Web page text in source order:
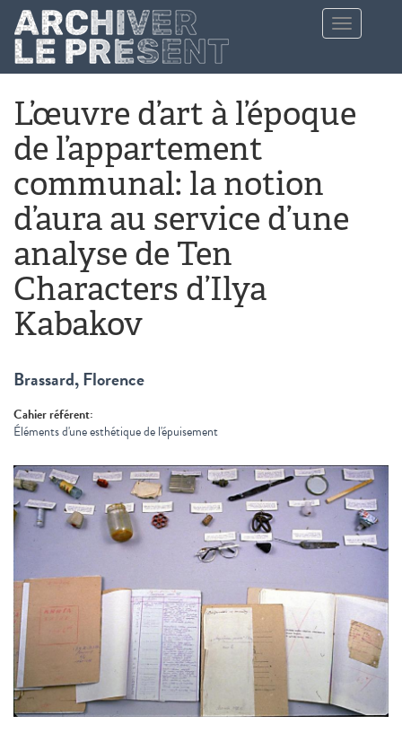
Aller au contenu principal
Toggle
navigation
L’œuvre d’art à l’époque
de l’appartement
communal: la notion
d’aura au service d’une
analyse de Ten
Characters d’Ilya
Kabakov
Brassard, Florence
Cahier référent:
Éléments d'une esthétique de l'épuisement